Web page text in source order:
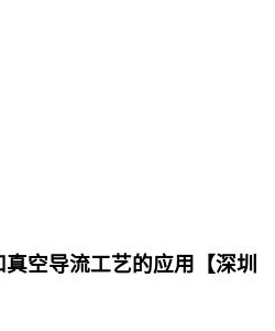
空导流工艺的应用【深圳